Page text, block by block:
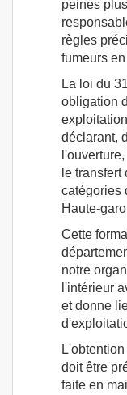
peines
règles
fumeurs
La loi du
obligation
déclarant,
le transfert
catégories
Haute-
Cette
notre
l'intérieur
et donne
doit être
faite en